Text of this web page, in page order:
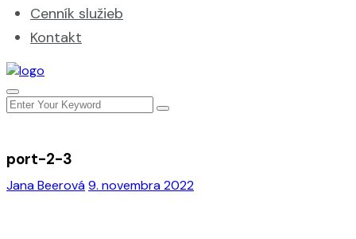
Cenník služieb
Kontakt
Jana Beerová9. novembra 2022
port-2-3